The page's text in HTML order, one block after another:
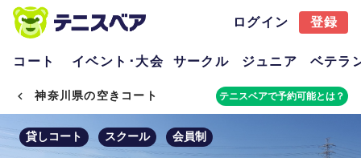
ログイン 登録
コート イベント･大会 サークル ジュニア ベテラ
神奈川県の空きコート テニスベアで予約可能とは？
貸しコート スクール 会員制